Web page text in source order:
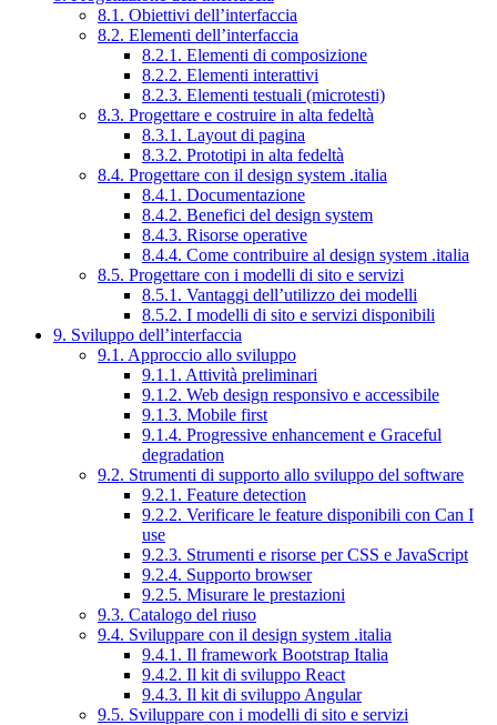
8.1. Obiettivi dell’interfaccia
8.2. Elementi dell’interfaccia
8.2.1. Elementi di composizione
8.2.2. Elementi interattivi
8.2.3. Elementi testuali (microtesti)
8.3. Progettare e costruire in alta fedeltà
8.3.1. Layout di pagina
8.3.2. Prototipi in alta fedeltà
8.4. Progettare con il design system .italia
8.4.1. Documentazione
8.4.2. Benefici del design system
8.4.3. Risorse operative
8.4.4. Come contribuire al design system .italia
8.5. Progettare con i modelli di sito e servizi
8.5.1. Vantaggi dell’utilizzo dei modelli
8.5.2. I modelli di sito e servizi disponibili
9. Sviluppo dell’interfaccia
9.1. Approccio allo sviluppo
9.1.1. Attività preliminari
9.1.2. Web design responsivo e accessibile
9.1.3. Mobile first
9.1.4. Progressive enhancement e Graceful
degradation
9.2. Strumenti di supporto allo sviluppo del software
9.2.1. Feature detection
9.2.2. Verificare le feature disponibili con Can I
use
9.2.3. Strumenti e risorse per CSS e JavaScript
9.2.4. Supporto browser
9.2.5. Misurare le prestazioni
9.3. Catalogo del riuso
9.4. Sviluppare con il design system .italia
9.4.1. Il framework Bootstrap Italia
9.4.2. Il kit di sviluppo React
9.4.3. Il kit di sviluppo Angular
9.5. Sviluppare con i modelli di sito e servizi